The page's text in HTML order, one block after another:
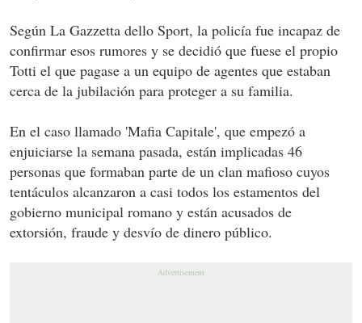
Según La Gazzetta dello Sport, la policía fue incapaz de
confirmar esos rumores y se decidió que fuese el propio
Totti el que pagase a un equipo de agentes que estaban
cerca de la jubilación para proteger a su familia.
En el caso llamado 'Mafia Capitale', que empezó a
enjuiciarse la semana pasada, están implicadas 46
personas que formaban parte de un clan mafioso cuyos
tentáculos alcanzaron a casi todos los estamentos del
gobierno municipal romano y están acusados de
extorsión, fraude y desvío de dinero público.